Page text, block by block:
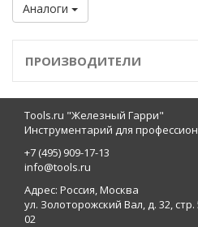
Аналоги
ПРОИЗВОДИТЕЛИ
Tools.ru "Железный Гарри"
Инструментарий для
+7 (495) 909-17-13
info@tools.ru
Адрес: Россия, Москва
ул. Золоторожский Вал, д. 32,
02